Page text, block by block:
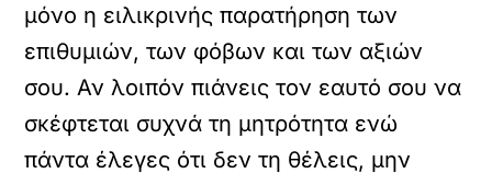
μόνο η ειλικρινής παρατήρηση των
επιθυμιών, των φόβων και των αξιών
σου. Αν λοιπόν πιάνεις τον εαυτό σου να
σκέφτεται συχνά τη μητρότητα ενώ
πάντα έλεγες ότι δεν τη θέλεις, μην